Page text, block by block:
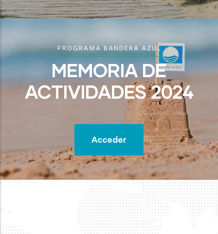
PROGRAMA BANDERA AZUL
MEMORIA DE
ACTIVIDADES 2024
Acceder